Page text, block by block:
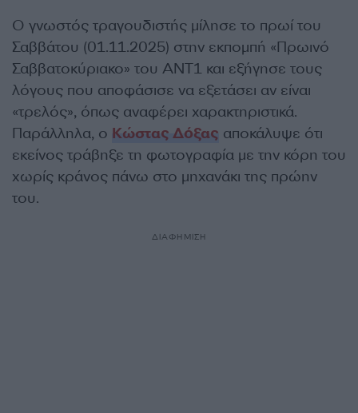
Ο γνωστός τραγουδιστής μίλησε το πρωί του
Σαββάτου (01.11.2025) στην εκπομπή «Πρωινό
Σαββατοκύριακο» του ΑΝΤ1 και εξήγησε τους
λόγους που αποφάσισε να εξετάσει αν είναι
«τρελός», όπως αναφέρει χαρακτηριστικά.
Παράλληλα, ο Κώστας Δόξας αποκάλυψε ότι
εκείνος τράβηξε τη φωτογραφία με την κόρη του
χωρίς κράνος πάνω στο μηχανάκι της πρώην
του.
ΔΙΑΦΗΜΙΣΗ